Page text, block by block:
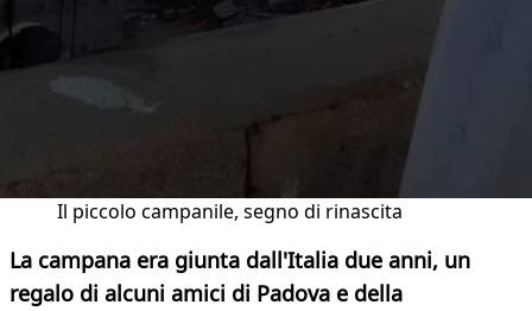
Il piccolo campanile, segno di rinascita
La campana era giunta dall'Italia due anni, un
regalo di alcuni amici di Padova e della